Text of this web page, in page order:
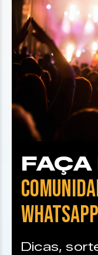
FAÇA
WHATSAPP
Dicas,